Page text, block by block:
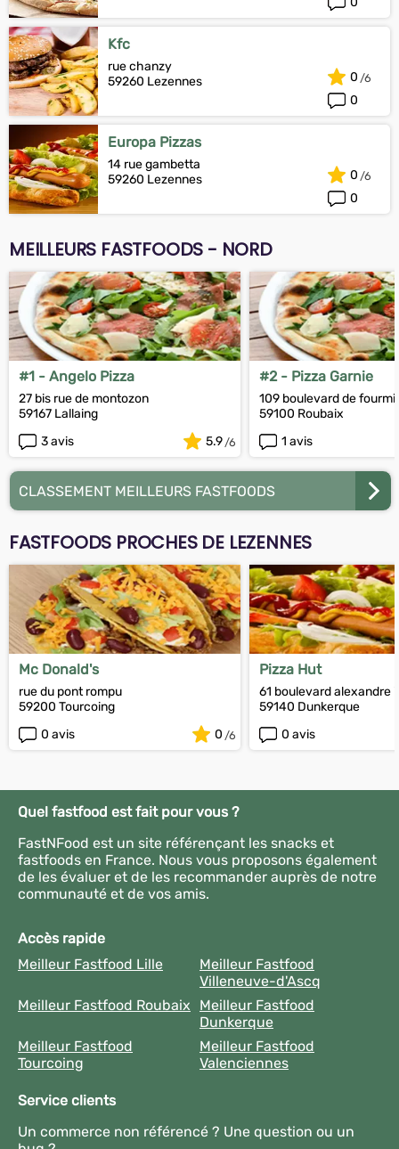
Kfc
rue chanzy
59260 Lezennes
0
0
Europa Pizzas
14 rue gambetta
59260 Lezennes
0
0
MEILLEURS FASTFOODS - NORD
#1 - Angelo Pizza
27 bis rue de montozon
59167 Lallaing
3 avis
5.9
#2 - Pizza Garnie
109 boulevard de
59100 Roubaix
1 avis
CLASSEMENT MEILLEURS FASTFOODS
FASTFOODS PROCHES DE LEZENNES
Mc Donald's
rue du pont rompu
59200 Tourcoing
0 avis
0
Pizza Hut
61 boulevard alexandre
59140 Dunkerque
0 avis
Quel fastfood est fait pour vous ?
FastNFood est un site référençant les snacks et
fastfoods en France. Nous vous proposons également
de les évaluer et de les recommander auprès de notre
communauté et de vos amis.
Accès rapide
Meilleur Fastfood Lille
Meilleur Fastfood
Villeneuve-d'Ascq
Meilleur Fastfood Roubaix
Meilleur Fastfood
Dunkerque
Meilleur Fastfood
Tourcoing
Meilleur Fastfood
Valenciennes
Service clients
Un commerce non référencé ? Une question ou un